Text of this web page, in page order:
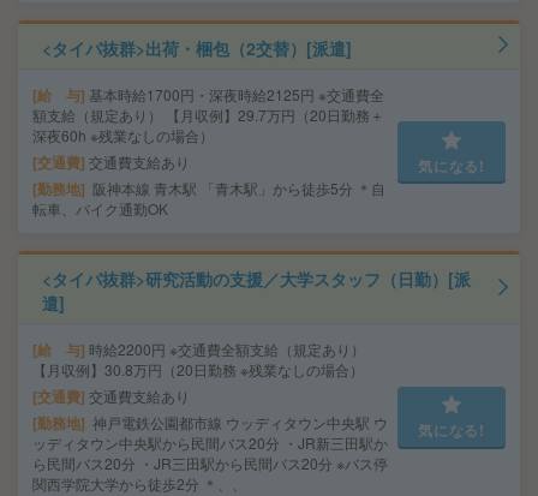
<タイパ抜群>出荷・梱包（2交替）[派遣]
給 与 基本時給1700円・深夜時給2125円 ※交通費全
額支給（規定あり） 【月収例】29.7万円（20日勤務＋
深夜60h ※残業なしの場合）
交通費 交通費支給あり
勤務地
阪神本線 青木駅 「青木駅」から徒歩5分 ＊自
転車、バイク通勤OK
気になる!
<タイパ抜群>研究活動の支援／大学スタッフ（日勤）[派
遣]
給 与 時給2200円 ※交通費全額支給（規定あり）
【月収例】30.8万円（20日勤務 ※残業なしの場合）
交通費 交通費支給あり
勤務地 神戸電鉄公園都市線 ウッディタウン中央駅 ウ
ッディタウン中央駅から民間バス20分 ・JR新三田駅か
ら民間バス20分 ・JR三田駅から民間バス20分 ※バス停
関西学院大学から徒歩2分 ＊、、
気になる!